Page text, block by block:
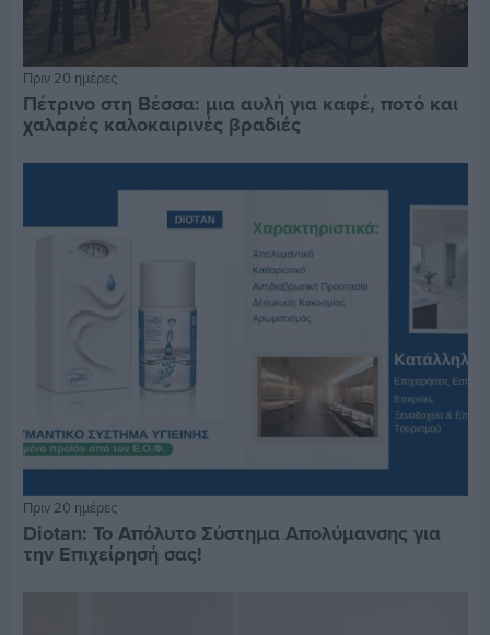
Πριν 20 ημέρες
Πέτρινο στη Βέσσα: μια αυλή για καφέ, ποτό και
χαλαρές καλοκαιρινές βραδιές
Πριν 20 ημέρες
Diotan: Το Απόλυτο Σύστημα Απολύμανσης για
την Επιχείρησή σας!